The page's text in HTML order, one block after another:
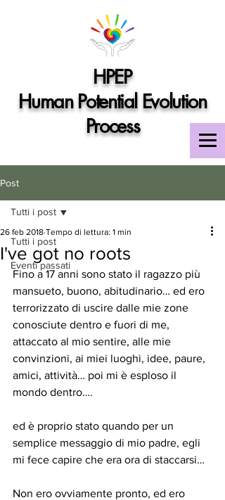
HPEP
Human Potential Evolution
Process
Post
Tutti i post
Eventi passati
Tutti i post
I've got no roots
26 feb 2018 Tempo di lettura: 1 min
Fino a 17 anni sono stato il ragazzo più
mansueto, buono, abitudinario… ed ero
terrorizzato di uscire dalle mie zone
conosciute dentro e fuori di me,
attaccato al mio sentire, alle mie
convinzioni, ai miei luoghi, idee, paure,
amici, attività… poi mi è esploso il
mondo dentro….
ed è proprio stato quando per un
semplice messaggio di mio padre, egli
mi fece capire che era ora di staccarsi…
Non ero ovviamente pronto, ed ero